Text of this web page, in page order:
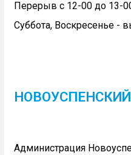
Перерыв с 12-00 до 13-
Суббота, Воскресенье -
Администрация